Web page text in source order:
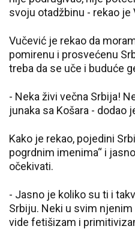
svoju otadžbinu - rekao je
Vučević je rekao da
pomirenu i prosvećenu
treba da se uče i buduće
- Neka živi večna Srbija!
junaka sa Košara - dodao
Kako je rekao, pojedini
pogrdnim imenima“ i
očekivati.
- Jasno je koliko su ti i
Srbiju. Neki u svim
vide fetišizam i